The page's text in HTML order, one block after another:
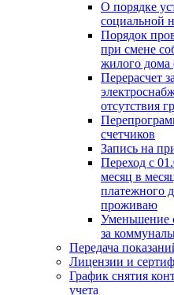
О порядке
социальной
Порядок
при смене
жилого дома
Перерасчет
отсутствия
счетчиков
Запись на
Переход с
месяц в
платежного
проживаю
Уменьшение
за
Передача
Лицензии и
График снятия
учета